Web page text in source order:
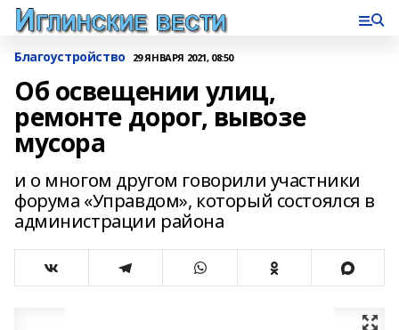
Благоустройство 29 ЯНВАРЯ 2021, 08:50
Об освещении улиц,
ремонте дорог, вывозе
мусора
и о многом другом говорили участники
форума «Управдом», который состоялся в
администрации района